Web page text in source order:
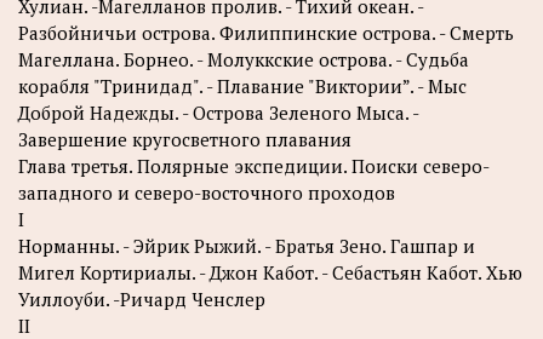
Хулиан. -Магелланов пролив. - Тихий океан. -
Разбойничьи острова. Филиппинские острова. - Смерть
Магеллана. Борнео. - Молуккские острова. - Судьба
корабля "Тринидад". - Плавание "Виктории”. - Мыс
Доброй Надежды. - Острова Зеленого Мыса. -
Завершение кругосветного плавания
Глава третья. Полярные экспедиции. Поиски северо-
западного и северо-восточного проходов
I
Норманны. - Эйрик Рыжий. - Братья Зено. Гашпар и
Мигел Кортириалы. - Джон Кабот. - Себастьян Кабот. Хью
Уиллоуби. -Ричард Ченслер
II